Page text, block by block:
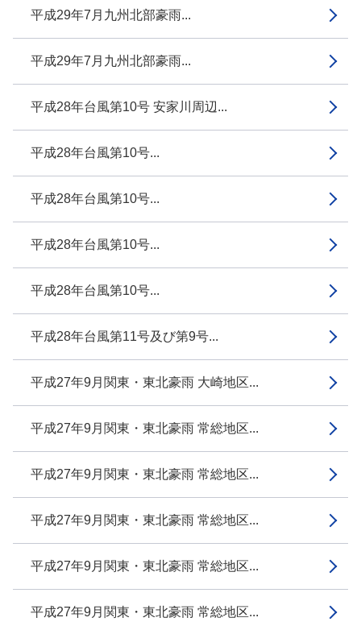
平成29年7月九州北部豪雨...
平成29年7月九州北部豪雨...
平成28年台風第10号 安家川周辺...
平成28年台風第10号...
平成28年台風第10号...
平成28年台風第10号...
平成28年台風第10号...
平成28年台風第11号及び第9号...
平成27年9月関東・東北豪雨 大崎地区...
平成27年9月関東・東北豪雨 常総地区...
平成27年9月関東・東北豪雨 常総地区...
平成27年9月関東・東北豪雨 常総地区...
平成27年9月関東・東北豪雨 常総地区...
平成27年9月関東・東北豪雨 常総地区...